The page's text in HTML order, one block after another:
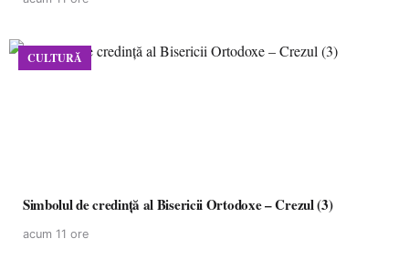
CULTURĂ
Simbolul de credinţă al Bisericii Ortodoxe – Crezul (3)
acum 11 ore